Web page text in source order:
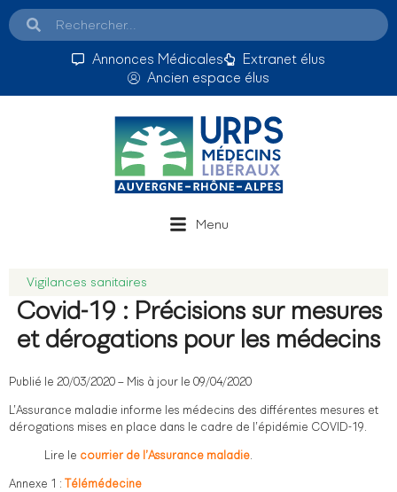
Annonces Médicales
Extranet élus
Ancien espace élus
Menu
Vigilances sanitaires
Covid-19 : Précisions sur mesures
et dérogations pour les médecins
Publié le 20/03/2020 – Mis à jour le 09/04/2020
L’Assurance maladie informe les médecins des différentes mesures et
dérogations mises en place dans le cadre de l’épidémie COVID-19.
Lire le courrier de l’Assurance maladie.
Annexe 1 : Télémédecine